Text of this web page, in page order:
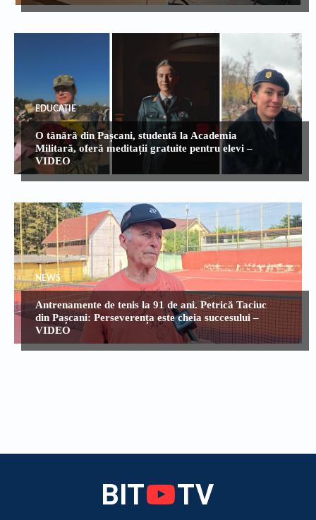
EDUCATIE
O tânără din Pașcani, studentă la Academia
Militară, oferă meditații gratuite pentru elevi –
VIDEO
NEWS
Antrenamente de tenis la 91 de ani. Petrică Taciuc
din Pașcani: Perseverența este cheia succesului –
VIDEO
BIT TV